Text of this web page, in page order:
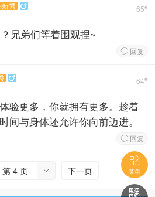
65#
新秀 
兄弟们等着围观捏~
 回复
64#

验更多，你就拥有更多。趁着
间与身体还允许你向前迈进。
 回复

第 4 页 下一页

菜单
